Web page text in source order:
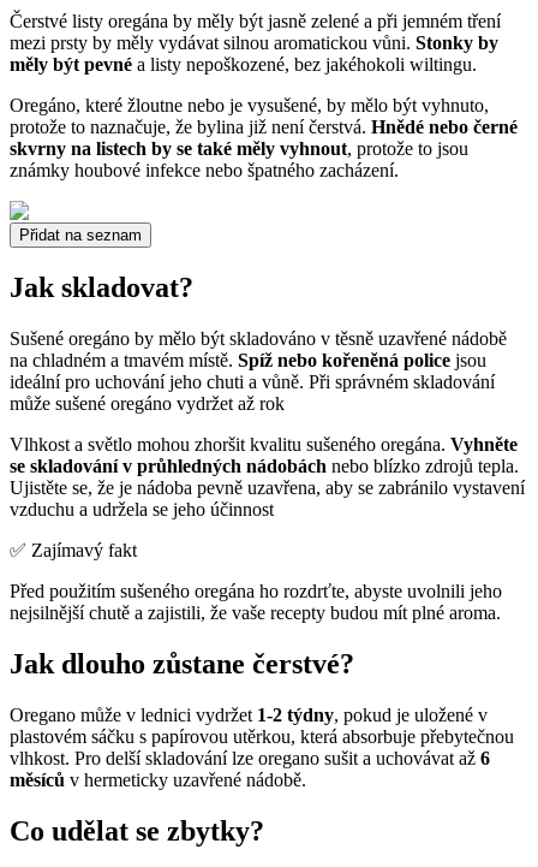
Čerstvé listy oregána by měly být jasně zelené a při jemném tření
mezi prsty by měly vydávat silnou aromatickou vůni. Stonky by
měly být pevné a listy nepoškozené, bez jakéhokoli wiltingu.
Oregáno, které žloutne nebo je vysušené, by mělo být vyhnuto,
protože to naznačuje, že bylina již není čerstvá. Hnědé nebo černé
skvrny na listech by se také měly vyhnout, protože to jsou
známky houbové infekce nebo špatného zacházení.
Přidat na seznam
Jak skladovat?
Sušené oregáno by mělo být skladováno v těsně uzavřené nádobě
na chladném a tmavém místě. Spíž nebo kořeněná police jsou
ideální pro uchování jeho chuti a vůně. Při správném skladování
může sušené oregáno vydržet až rok
Vlhkost a světlo mohou zhoršit kvalitu sušeného oregána. Vyhněte
se skladování v průhledných nádobách nebo blízko zdrojů tepla.
Ujistěte se, že je nádoba pevně uzavřena, aby se zabránilo vystavení
vzduchu a udržela se jeho účinnost
✅ Zajímavý fakt
Před použitím sušeného oregána ho rozdrťte, abyste uvolnili jeho
nejsilnější chutě a zajistili, že vaše recepty budou mít plné aroma.
Jak dlouho zůstane čerstvé?
Oregano může v lednici vydržet 1-2 týdny, pokud je uložené v
plastovém sáčku s papírovou utěrkou, která absorbuje přebytečnou
vlhkost. Pro delší skladování lze oregano sušit a uchovávat až 6
měsíců v hermeticky uzavřené nádobě.
Co udělat se zbytky?